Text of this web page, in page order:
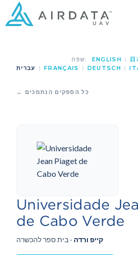
שפה: ENGLISH | 日
עברית
| FRANÇAIS | DEUTSCH |
← כל הספקים הנתמכים
Universidade
de Cabo Verde
קייפ ורדה · בית ספר להכשרה